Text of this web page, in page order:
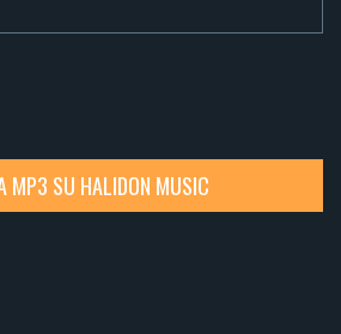
MP3 SU HALIDON MUSIC